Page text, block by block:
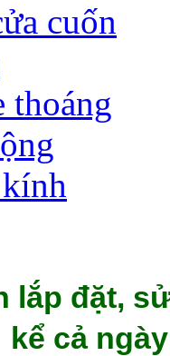
cuốn
thoáng
lắp đặt,
kể cả